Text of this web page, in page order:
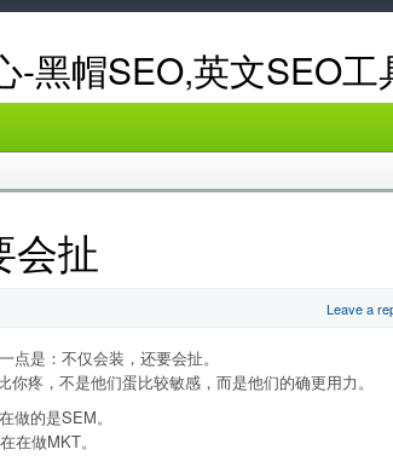
-黑帽SEO,英文SEO工
会扯
Leave a
是：不仅会装，还要会扯。
疼，不是他们蛋比较敏感，而是他们的确更用力。
做的是SEM。
在做MKT。